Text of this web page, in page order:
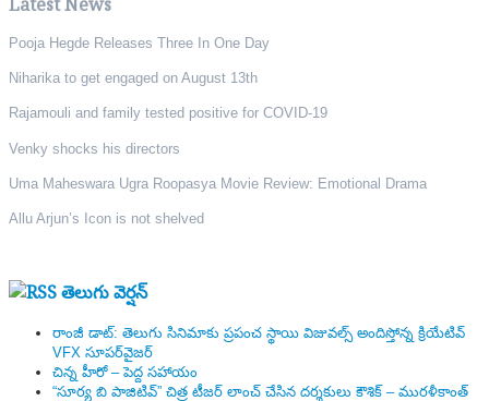
Pooja Hegde Releases Three In One Day
Niharika to get engaged on August 13th
Rajamouli and family tested positive for COVID-19
Venky shocks his directors
Uma Maheswara Ugra Roopasya Movie Review: Emotional Drama
Allu Arjun’s Icon is not shelved
తెలుగు వెర్షన్
రాంజీ డాట్: తెలుగు సినిమాకు ప్రపంచ స్థాయి విజువల్స్ అందిస్తోన్న క్రియేటివ్
VFX సూపర్‌వైజర్
చిన్న హీరో – పెద్ద సహాయం
“సూర్య బి పాజిటివ్” చిత్ర టీజర్ లాంచ్ చేసిన‌ దర్శకులు కౌశిక్ – మురళీకాంత్